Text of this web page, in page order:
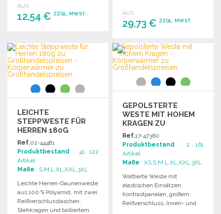
Komfort und Stil.
AUS
12,54 € ZZGL. MWST.
Angebot anfordern
und 6 Taschen.
AUS
29,73 € ZZGL. MWST.
BESTELLEN
Angebot anfordern
LEICHTE
STEPPWESTE FÜR
HERREN 180G
Ref.02-44481
Produktbestand : 41 122
Artikel
Maße : S,M,L,XL,XXL,3XL
Leichte Herren-Daunenweste
aus 100 % Polyamid, mit zwei
Reißverschlusstaschen,
Stehkragen und tailliertem
GEPOLSTERTE
WESTE MIT HOHEM
KRAGEN ZU
GROSSHANDELSPREISEN
Ref.17-47360
Produktbestand : 2 161
Artikel
Maße : XS,S,M,L,XL,XXL,3XL
Wattierte Weste mit
elastischen Einsätzen,
Kontrastpanelen, großem
Reißverschluss, Innen- und